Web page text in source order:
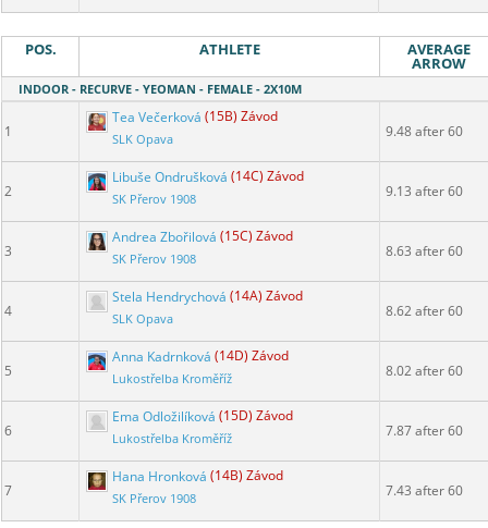
POS. ATHLETE AVERAGE
ARROW
INDOOR - RECURVE - YEOMAN - FEMALE - 2X10M
1
Tea Večerková (15B) Závod
SLK Opava 9.48 after 60
2
Libuše Ondrušková (14C) Závod
SK Přerov 1908 9.13 after 60
3
Andrea Zbořilová (15C) Závod
SK Přerov 1908 8.63 after 60
4
Stela Hendrychová (14A) Závod
SLK Opava 8.62 after 60
5
Anna Kadrnková (14D) Závod
Lukostřelba Kroměříž 8.02 after 60
6
Ema Odložilíková (15D) Závod
Lukostřelba Kroměříž 7.87 after 60
7
Hana Hronková (14B) Závod
SK Přerov 1908 7.43 after 60